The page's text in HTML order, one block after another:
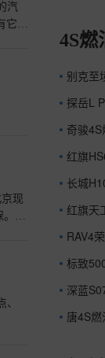
汽
它这
现
。这
4S
别克至
探岳L
奇骏
红旗
长城
红旗天
RAV4
标致
深蓝
唐4S